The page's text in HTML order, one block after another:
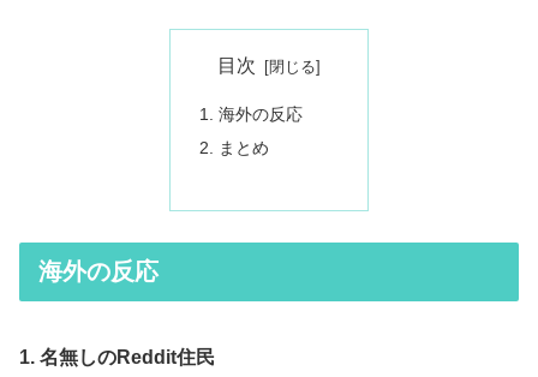
目次
海外の反応
まとめ
海外の反応
1. 名無しのReddit住民